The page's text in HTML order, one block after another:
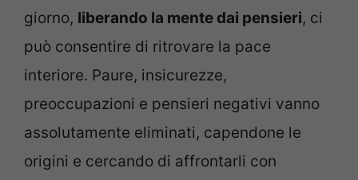
giorno, liberando la mente dai pensieri, ci
può consentire di ritrovare la pace
interiore. Paure, insicurezze,
preoccupazioni e pensieri negativi vanno
assolutamente eliminati, capendone le
origini e cercando di affrontarli con